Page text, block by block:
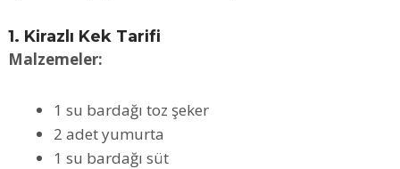
1. Kirazlı Kek Tarifi
Malzemeler:
1 su bardağı toz şeker
2 adet yumurta
1 su bardağı süt